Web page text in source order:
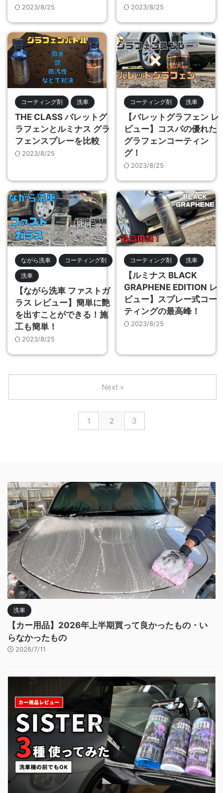
2023/8/25 2023/8/25
コーティング剤 洗車
THE CLASS バレットグ
ラフェンとルミナス グラ
フェンスプレーを比較
2023/8/25
コーティング剤 洗車
【バレットグラフェン レ
ビュー】コスパの優れた
グラフェンコーティン
グ！
2023/8/25
ながら洗車 コーティング剤
洗車
【ながら洗車 ファストガ
ラス レビュー】簡単に艶
を出すことができる！施
工も簡単！
2023/8/25
コーティング剤 洗車
【ルミナス BLACK
GRAPHENE EDITION レ
ビュー】スプレー式コー
ティングの最高峰！
2023/8/25
1 2 3
Next »
洗車
【カー用品】2026年上半期買って良かったもの・い
らなかったもの
2026/7/11